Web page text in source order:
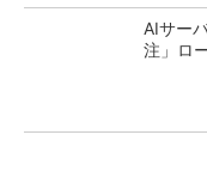
AIサー
注」ロ